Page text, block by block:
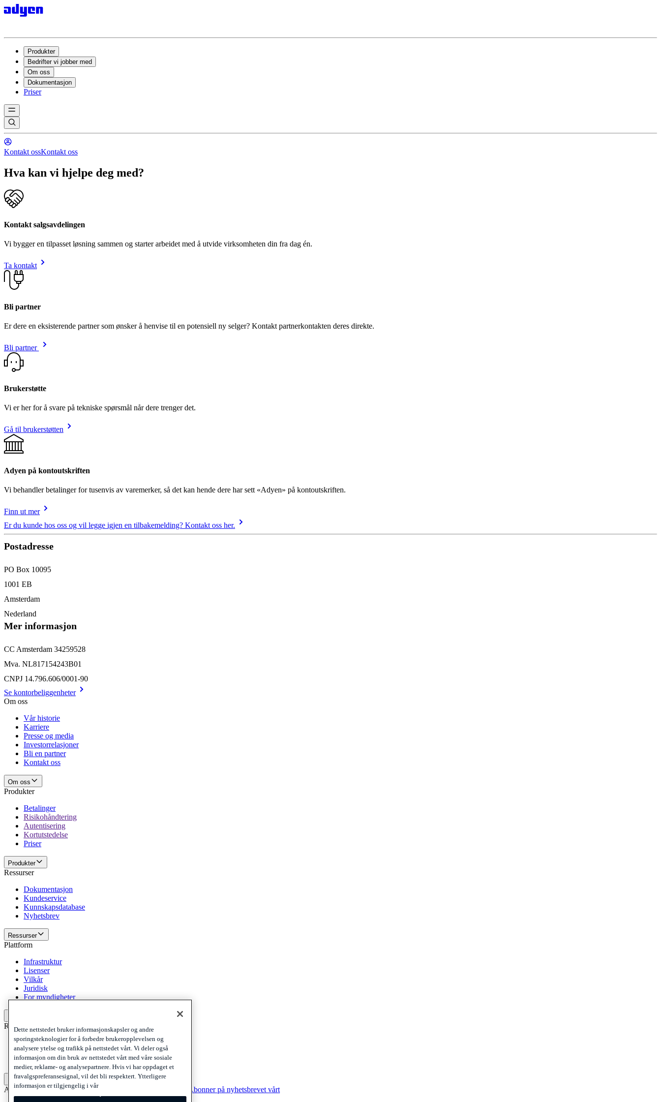
Produkter
Bedrifter vi jobber med
Om oss
Dokumentasjon
Priser
Kontakt ossKontakt oss
Hva kan vi hjelpe deg med?
Kontakt salgsavdelingen
Vi bygger en tilpasset løsning sammen og starter arbeidet med å utvide virksomheten din fra dag én.
Ta kontakt
Bli partner
Er dere en eksisterende partner som ønsker å henvise til en potensiell ny selger? Kontakt partnerkontakten deres direkte.
Bli partner
Brukerstøtte
Vi er her for å svare på tekniske spørsmål når dere trenger det.
Gå til brukerstøtten
Adyen på kontoutskriften
Vi behandler betalinger for tusenvis av varemerker, så det kan hende dere har sett «Adyen» på kontoutskriften.
Finn ut mer
Er du kunde hos oss og vil legge igjen en tilbakemelding? Kontakt oss her.
Postadresse
PO Box 10095
1001 EB
Amsterdam
Nederland
Mer informasjon
CC Amsterdam 34259528
Mva. NL817154243B01
CNPJ 14.796.606/0001-90
Se kontorbeliggenheter
Om oss
Vår historie
Karriere
Presse og media
Investorrelasjoner
Bli en partner
Kontakt oss
Om oss
Produkter
Betalinger
Risikohåndtering
Autentisering
Kortutstedelse
Priser
Produkter
Ressurser
Dokumentasjon
Kundeservice
Kunnskapsdatabase
Nyhetsbrev
Ressurser
Plattform
Infrastruktur
Lisenser
Vilkår
Juridisk
For myndigheter
Retningslinjer og ansvarsfraskrivelse
Privacy
Cookies
Disclaimer
Retningslinjer og ansvarsfraskrivelse
Abonner på nyhetsbrevet vårtAbonner på nyhetsbrevet vårt
Abonner på nyhetsbrevet vårt
Dette nettstedet bruker informasjonskapsler og andre
sporingsteknologier for å forbedre brukeropplevelsen og
analysere ytelse og trafikk på nettstedet vårt. Vi deler også
informasjon om din bruk av nettstedet vårt med våre sosiale
medier, reklame- og analysepartnere. Hvis vi har oppdaget et
fravalgspreferansesignal, vil det bli respektert. Ytterligere
informasjon er tilgjengelig i vår